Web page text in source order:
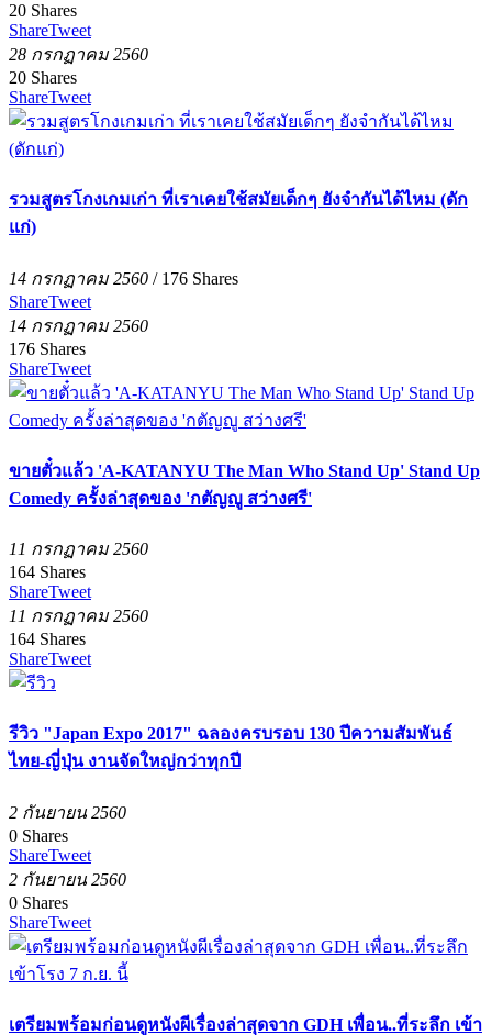
20 Shares
ShareTweet
28 กรกฏาคม 2560
20 Shares
ShareTweet
รวมสูตรโกงเกมเก่า ที่เราเคยใช้สมัยเด็กๆ ยังจำกันได้ไหม (ดัก
แก่)
14 กรกฏาคม 2560 / 176 Shares
ShareTweet
14 กรกฏาคม 2560
176 Shares
ShareTweet
ขายตั๋วแล้ว 'A-KATANYU The Man Who Stand Up' Stand Up
Comedy ครั้งล่าสุดของ 'กตัญญู สว่างศรี'
11 กรกฏาคม 2560
164 Shares
ShareTweet
11 กรกฏาคม 2560
164 Shares
ShareTweet
รีวิว "Japan Expo 2017" ฉลองครบรอบ 130 ปีความสัมพันธ์
ไทย-ญี่ปุ่น งานจัดใหญ่กว่าทุกปี
2 กันยายน 2560
0 Shares
ShareTweet
2 กันยายน 2560
0 Shares
ShareTweet
เตรียมพร้อมก่อนดูหนังผีเรื่องล่าสุดจาก GDH เพื่อน..ที่ระลึก เข้า